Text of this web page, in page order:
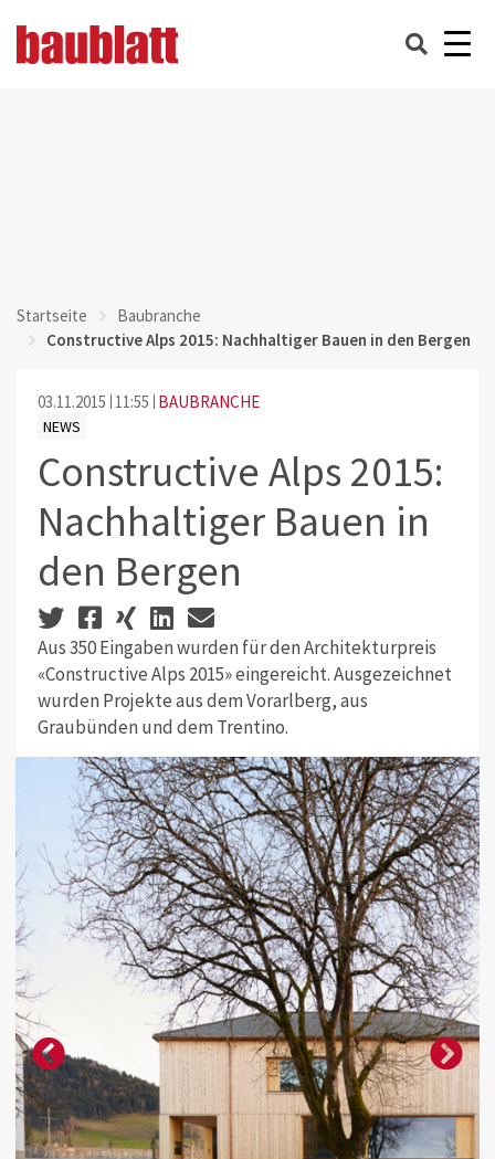
Startseite
Baubranche
Constructive Alps 2015: Nachhaltiger Bauen in den Bergen
03.11.2015 11:55 BAUBRANCHE
NEWS
Constructive Alps 2015:
Nachhaltiger Bauen in
den Bergen
Aus 350 Eingaben wurden für den Architekturpreis
«Constructive Alps 2015» eingereicht. Ausgezeichnet
wurden Projekte aus dem Vorarlberg, aus
Graubünden und dem Trentino.